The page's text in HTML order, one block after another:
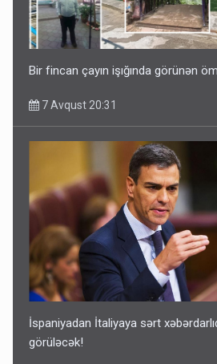
Bir fincan çayın işığında görünən
7 Avqust 20:31
İspaniyadan İtaliyaya sərt
görüləcək!